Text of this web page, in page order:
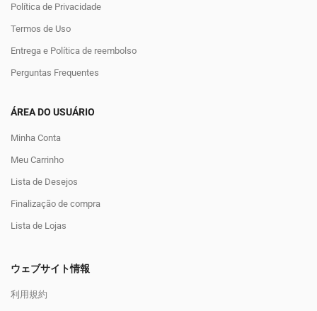
Política de Privacidade
Termos de Uso
Entrega e Política de reembolso
Perguntas Frequentes
ÁREA DO USUÁRIO
Minha Conta
Meu Carrinho
Lista de Desejos
Finalização de compra
Lista de Lojas
ウェブサイト情報
利用規約